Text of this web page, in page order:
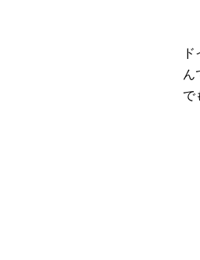
ん
で